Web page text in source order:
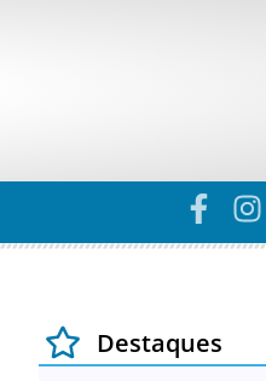
Destaques